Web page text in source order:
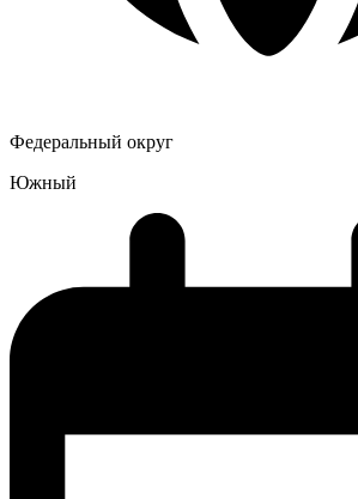
Федеральный округ
Южный